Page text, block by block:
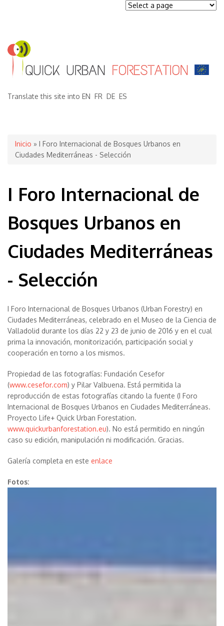
Translate this site into EN FR DE ES
Se encuentra usted aquí
Inicio » I Foro Internacional de Bosques Urbanos en
Ciudades Mediterráneas - Selección
I Foro Internacional de
Bosques Urbanos en
Ciudades Mediterráneas
- Selección
I Foro Internacional de Bosques Urbanos (Urban Forestry) en
Ciudades Mediterráneas, celebrado en el Museo de la Ciencia de
Valladolid durante los días 22 y 23 de junio de 2016 y en el cual
prima la innovación, monitorización, participación social y
cooperación en torno a los mismos.
Propiedad de las fotografías: Fundación Cesefor
(www.cesefor.com) y Pilar Valbuena. Está permitida la
reproducción de estas fotografías citando la fuente (I Foro
Internacional de Bosques Urbanos en Ciudades Mediterráneas.
Proyecto Life+ Quick Urban Forestation.
www.quickurbanforestation.eu). No está permitido en ningún
caso su edición, manipulación ni modificación. Gracias.
Galería completa en este enlace
Fotos: